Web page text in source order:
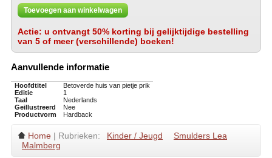
Toevoegen aan winkelwagen
Actie: u ontvangt 50% korting bij gelijktijdige bestelling
van 5 of meer (verschillende) boeken!
Aanvullende informatie
Hoofdtitel
Betoverde huis van pietje prik
Editie
1
Taal
Nederlands
Geillustreerd
Nee
Productvorm
Hardback
Home | Rubrieken: Kinder / Jeugd
Smulders Lea
Malmberg